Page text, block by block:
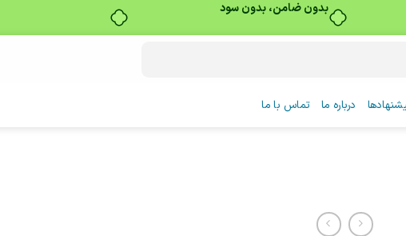
بدون ضامن، بدون سود
درباره ما تماس با ما